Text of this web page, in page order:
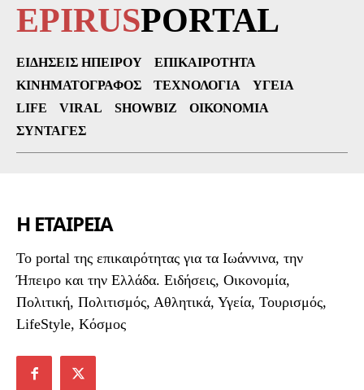
EPIRUSPORTAL
ΕΙΔΉΣΕΙΣ ΗΠΕΊΡΟΥ
ΕΠΙΚΑΙΡΌΤΗΤΑ
ΚΙΝΗΜΑΤΟΓΡΆΦΟΣ
ΤΕΧΝΟΛΟΓΊΑ
ΥΓΕΊΑ
LIFE
VIRAL SHOWBIZ
ΟΙΚΟΝΟΜΊΑ
ΣΥΝΤΑΓΈΣ
Η ΕΤΑΙΡΕΙΑ
To portal της επικαιρότητας για τα Ιωάννινα, την
Ήπειρο και την Ελλάδα. Ειδήσεις, Οικονομία,
Πολιτική, Πολιτισμός, Αθλητικά, Υγεία, Τουρισμός,
LifeStyle, Κόσμος